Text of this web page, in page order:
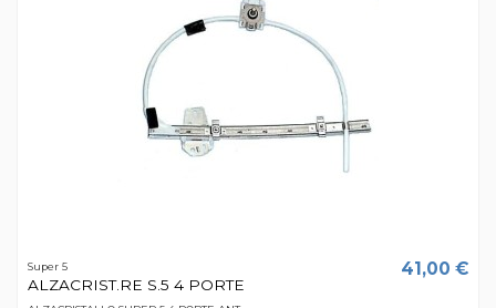
Super 5
ALZACRIST.RE S.5 4 PORTE
41,00 €